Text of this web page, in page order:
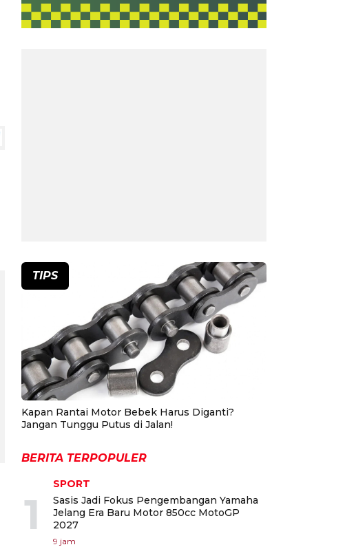
TIPS
Kapan Rantai Motor Bebek Harus Diganti?
Jangan Tunggu Putus di Jalan!
BERITA TERPOPULER
1
SPORT
Sasis Jadi Fokus Pengembangan Yamaha
Jelang Era Baru Motor 850cc MotoGP
2027
9 jam